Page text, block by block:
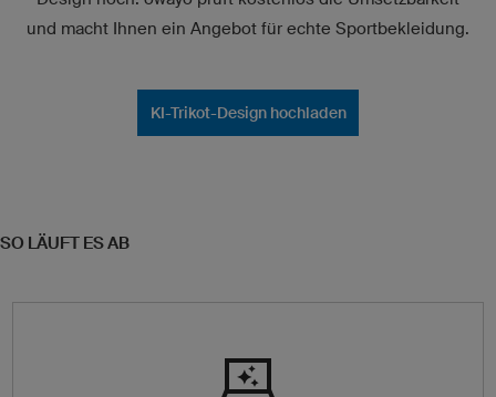
und macht Ihnen ein Angebot für echte Sportbekleidung.
KI-Trikot-Design hochladen
SO LÄUFT ES AB